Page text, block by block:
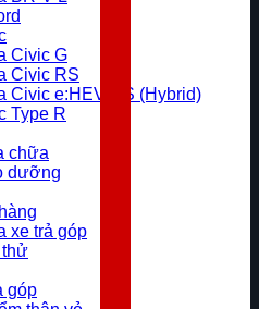
Civic G
Civic RS
Civic e:HEV RS (Hybrid)
Type R
chữa
dưỡng
xe trả góp
góp